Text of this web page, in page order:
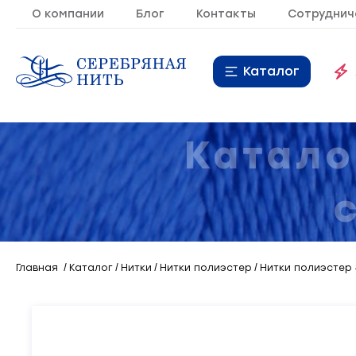
О компании Блог Контакты
Каталог
Молния 9
Резинка 10
Кант
Лента 20
Главная Каталог Нитки Нитки полиэстер Нитки